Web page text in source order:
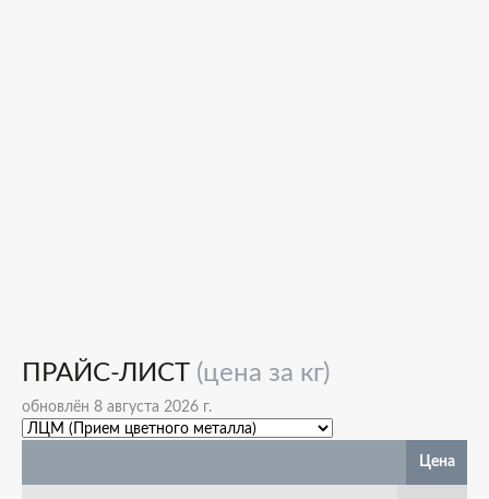
ПРАЙС-ЛИСТ (цена за кг)
обновлён 8 августа 2026 г.
Цена